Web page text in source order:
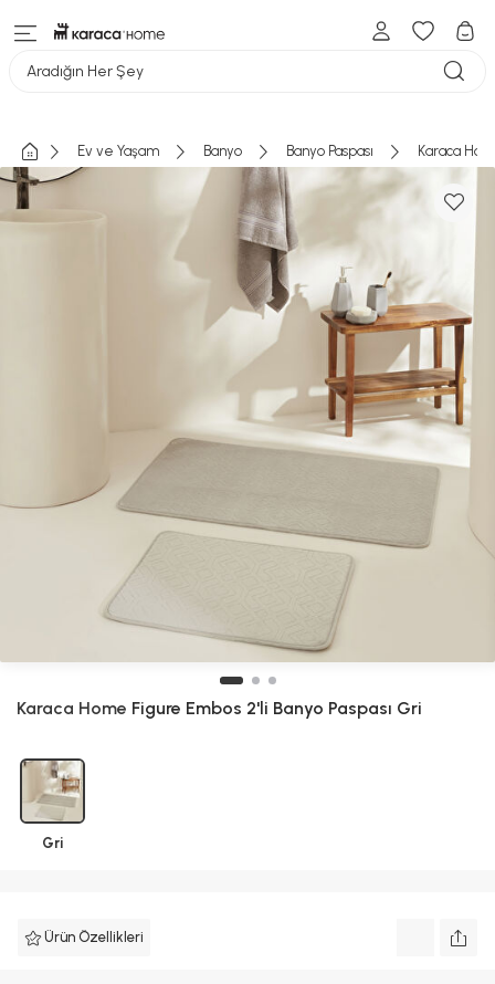
Aradığın Her Şey
Ev ve Yaşam Banyo Banyo Paspası Karaca
Karaca Home Figure Embos 2'li Banyo Paspası Gri
Gri
Ürün Özellikleri